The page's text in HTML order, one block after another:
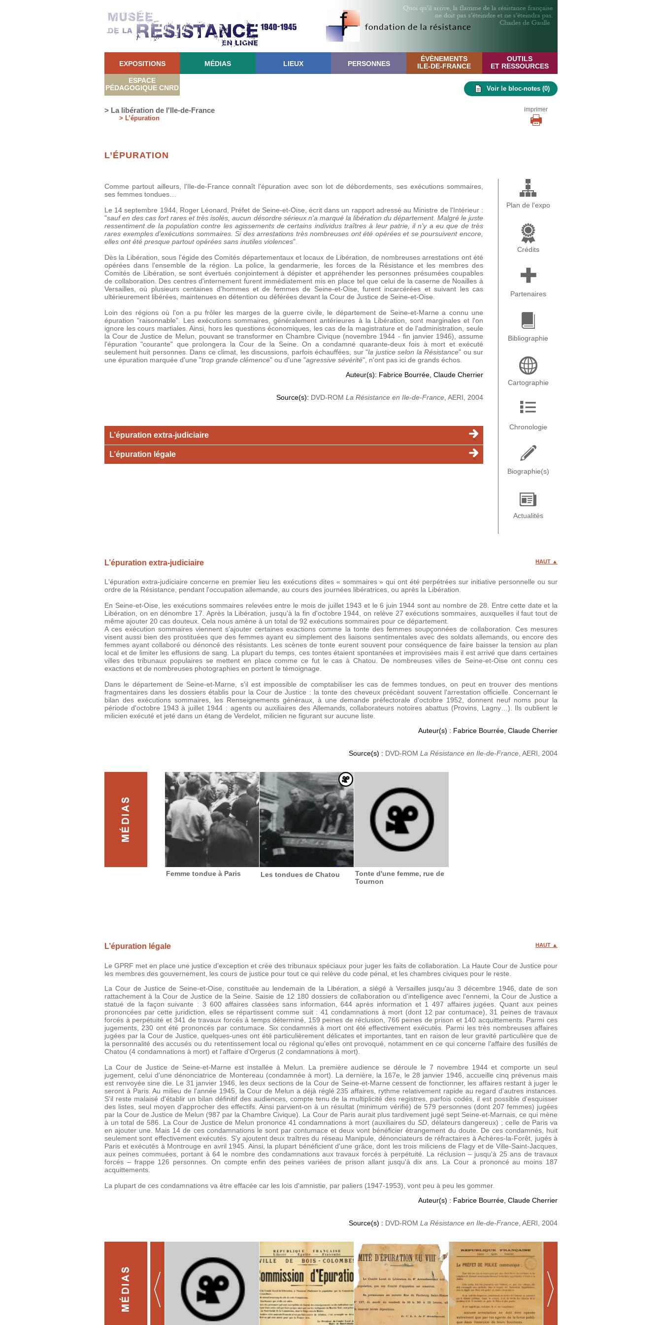
EXPOSITIONS MÉDIAS LIEUX PERSONNES
ÉVÈNEMENTS
ILE-DE-FRANCE
OUTILS
ET RESSOURCES
ESPACE
PÉDAGOGIQUE CNRD Voir le bloc-notes (0)
> La libération de l'Ile-de-France
> L’épuration
imprimer
L’ÉPURATION
Comme partout ailleurs, l'Ile-de-France connaît l'épuration avec son lot de débordements, ses exécutions sommaires,
ses femmes tondues…
Le 14 septembre 1944, Roger Léonard, Préfet de Seine-et-Oise, écrit dans un rapport adressé au Ministre de l'Intérieur :
"sauf en des cas fort rares et très isolés, aucun désordre sérieux n'a marqué la libération du département. Malgré le juste
ressentiment de la population contre les agissements de certains individus traîtres à leur patrie, il n'y a eu que de très
rares exemples d'exécutions sommaires. Si des arrestations très nombreuses ont été opérées et se poursuivent encore,
elles ont été presque partout opérées sans inutiles violences".
Dès la Libération, sous l'égide des Comités départementaux et locaux de Libération, de nombreuses arrestations ont été
opérées dans l'ensemble de la région. La police, la gendarmerie, les forces de la Résistance et les membres des
Comités de Libération, se sont évertués conjointement à dépister et appréhender les personnes présumées coupables
de collaboration. Des centres d'internement furent immédiatement mis en place tel que celui de la caserne de Noailles à
Versailles, où plusieurs centaines d'hommes et de femmes de Seine-et-Oise, furent incarcérées et suivant les cas
ultérieurement libérées, maintenues en détention ou déférées devant la Cour de Justice de Seine-et-Oise.
Loin des régions où l'on a pu frôler les marges de la guerre civile, le département de Seine-et-Marne a connu une
épuration "raisonnable". Les exécutions sommaires, généralement antérieures à la Libération, sont marginales et l'on
ignore les cours martiales. Ainsi, hors les questions économiques, les cas de la magistrature et de l'administration, seule
la Cour de Justice de Melun, pouvant se transformer en Chambre Civique (novembre 1944 - fin janvier 1946), assume
l'épuration "courante" que prolongera la Cour de la Seine. On a condamné quarante-deux fois à mort et exécuté
seulement huit personnes. Dans ce climat, les discussions, parfois échauffées, sur "la justice selon la Résistance" ou sur
une épuration marquée d'une "trop grande clémence" ou d'une "agressive sévérité", n'ont pas ici de grands échos.
Auteur(s): Fabrice Bourrée, Claude Cherrier
Source(s): DVD-ROM La Résistance en Ile-de-France , AERI, 2004
L’épuration extra-judiciaire
L’épuration légale
Plan de l'expo
Crédits
Partenaires
Bibliographie
Cartographie
Chronologie
Biographie(s)
Actualités
L’épuration extra-judiciaire HAUT ▲
L'épuration extra-judiciaire concerne en premier lieu les exécutions dites « sommaires » qui ont été perpétrées sur initiative personnelle ou sur
ordre de la Résistance, pendant l'occupation allemande, au cours des journées libératrices, ou après la Libération.
En Seine-et-Oise, les exécutions sommaires relevées entre le mois de juillet 1943 et le 6 juin 1944 sont au nombre de 28. Entre cette date et la
Libération, on en dénombre 17. Après la Libération, jusqu'à la fin d'octobre 1944, on relève 27 exécutions sommaires, auxquelles il faut tout de
même ajouter 20 cas douteux. Cela nous amène à un total de 92 exécutions sommaires pour ce département.
A ces exécution sommaires viennent s’ajouter certaines exactions comme la tonte des femmes soupçonnées de collaboration. Ces mesures
visent aussi bien des prostituées que des femmes ayant eu simplement des liaisons sentimentales avec des soldats allemands, ou encore des
femmes ayant collaboré ou dénoncé des résistants. Les scènes de tonte eurent souvent pour conséquence de faire baisser la tension au plan
local et de limiter les effusions de sang. La plupart du temps, ces tontes étaient spontanées et improvisées mais il est arrivé que dans certaines
villes des tribunaux populaires se mettent en place comme ce fut le cas à Chatou. De nombreuses villes de Seine-et-Oise ont connu ces
exactions et de nombreuses photographies en portent le témoignage.
Dans le département de Seine-et-Marne, s'il est impossible de comptabiliser les cas de femmes tondues, on peut en trouver des mentions
fragmentaires dans les dossiers établis pour la Cour de Justice : la tonte des cheveux précèdant souvent l'arrestation officielle. Concernant le
bilan des exécutions sommaires, les Renseignements généraux, à une demande préfectorale d'octobre 1952, donnent neuf noms pour la
période d'octobre 1943 à juillet 1944 : agents ou auxiliaires des Allemands, collaborateurs notoires abattus (Provins, Lagny…). Ils oublient le
milicien exécuté et jeté dans un étang de Verdelot, milicien ne figurant sur aucune liste.
Auteur(s) : Fabrice Bourrée, Claude Cherrier
Source(s) : DVD-ROM La Résistance en Ile-de-France, AERI, 2004
Femme tondue à Paris Les tondues de Chatou
Tonte d'une femme, rue de
Tournon
L’épuration légale HAUT ▲
Le GPRF met en place une justice d’exception et crée des tribunaux spéciaux pour juger les faits de collaboration. La Haute Cour de Justice pour
les membres des gouvernement, les cours de justice pour tout ce qui relève du code pénal, et les chambres civiques pour le reste.
La Cour de Justice de Seine-et-Oise, constituée au lendemain de la Libération, a siégé à Versailles jusqu'au 3 décembre 1946, date de son
rattachement à la Cour de Justice de la Seine. Saisie de 12 180 dossiers de collaboration ou d'intelligence avec l'ennemi, la Cour de Justice a
statué de la façon suivante : 3 600 affaires classées sans information, 644 après information et 1 497 affaires jugées. Quant aux peines
prononcées par cette juridiction, elles se répartissent comme suit : 41 condamnations à mort (dont 12 par contumace), 31 peines de travaux
forcés à perpétuité et 341 de travaux forcés à temps déterminé, 159 peines de réclusion, 766 peines de prison et 140 acquittements. Parmi ces
jugements, 230 ont été prononcés par contumace. Six condamnés à mort ont été effectivement exécutés. Parmi les très nombreuses affaires
jugées par la Cour de Justice, quelques-unes ont été particulièrement délicates et importantes, tant en raison de leur gravité particulière que de
la personnalité des accusés ou du retentissement local ou régional qu'elles ont provoqué, notamment en ce qui concerne l'affaire des fusillés de
Chatou (4 condamnations à mort) et l'affaire d'Orgerus (2 condamnations à mort).
La Cour de Justice de Seine-et-Marne est installée à Melun. La première audience se déroule le 7 novembre 1944 et comporte un seul
jugement, celui d'une dénonciatrice de Montereau (condamnée à mort). La dernière, la 167e, le 28 janvier 1946, accueille cinq prévenus mais
est renvoyée sine die. Le 31 janvier 1946, les deux sections de la Cour de Seine-et-Marne cessent de fonctionner, les affaires restant à juger le
seront à Paris. Au milieu de l'année 1945, la Cour de Melun a déjà réglé 235 affaires, rythme relativement rapide au regard d'autres instances.
S'il reste malaisé d'établir un bilan définitif des audiences, compte tenu de la multiplicité des registres, parfois codés, il est possible d'esquisser
des listes, seul moyen d'approcher des effectifs. Ainsi parvient-on à un résultat (minimum vérifié) de 579 personnes (dont 207 femmes) jugées
par la Cour de Justice de Melun (987 par la Chambre Civique). La Cour de Paris aurait plus tardivement jugé sept Seine-et-Marnais, ce qui mène
à un total de 586. La Cour de Justice de Melun prononce 41 condamnations à mort (auxiliaires du SD, délateurs dangereux) ; celle de Paris va
en ajouter une. Mais 14 de ces condamnations le sont par contumace et deux vont bénéficier étrangement du doute. De ces condamnés, huit
seulement sont effectivement exécutés. S'y ajoutent deux traîtres du réseau Manipule, dénonciateurs de réfractaires à Achères-la-Forêt, jugés à
Paris et exécutés à Montrouge en avril 1945. Ainsi, la plupart bénéficient d'une grâce, dont les trois miliciens de Flagy et de Ville-Saint-Jacques,
aux peines commuées, portant à 64 le nombre des condamnations aux travaux forcés à perpétuité. La réclusion – jusqu'à 25 ans de travaux
forcés – frappe 126 personnes. On compte enfin des peines variées de prison allant jusqu'à dix ans. La Cour a prononcé au moins 187
acquittements.
La plupart de ces condamnations va être effacée car les lois d'amnistie, par paliers (1947-1953), vont peu à peu les gommer.
Auteur(s) : Fabrice Bourrée, Claude Cherrier
Source(s) : DVD-ROM La Résistance en Ile-de-France , AERI, 2004